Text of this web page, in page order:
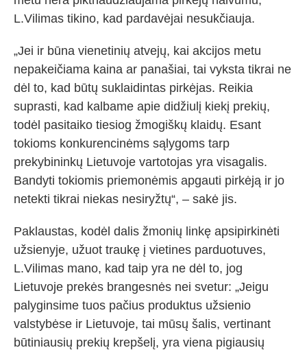
L.Vilimas tikino, kad pardavėjai nesukčiauja.
„Jei ir būna vienetinių atvejų, kai akcijos metu
nepakeičiama kaina ar panašiai, tai vyksta tikrai ne
dėl to, kad būtų suklaidintas pirkėjas. Reikia
suprasti, kad kalbame apie didžiulį kiekį prekių,
todėl pasitaiko tiesiog žmogiškų klaidų. Esant
tokioms konkurencinėms sąlygoms tarp
prekybininkų Lietuvoje vartotojas yra visagalis.
Bandyti tokiomis priemonėmis apgauti pirkėją ir jo
netekti tikrai niekas nesiryžtų“, – sakė jis.
Paklaustas, kodėl dalis žmonių linkę apsipirkinėti
užsienyje, užuot traukę į vietines parduotuves,
L.Vilimas mano, kad taip yra ne dėl to, jog
Lietuvoje prekės brangesnės nei svetur: „Jeigu
palyginsime tuos pačius produktus užsienio
valstybėse ir Lietuvoje, tai mūsų šalis, vertinant
būtiniausių prekių krepšelį, yra viena pigiausių